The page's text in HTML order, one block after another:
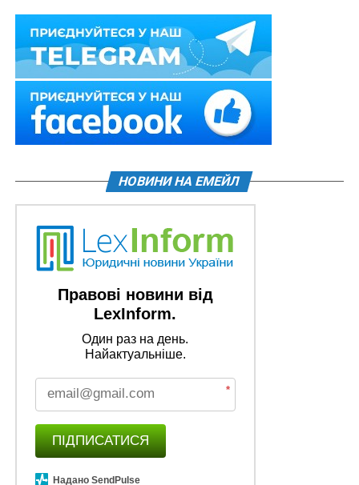
НОВИНИ НА ЕМЕЙЛ
Правові новини від
LexInform.
Один раз на день.
Найактуальніше.
*
ПІДПИСАТИСЯ
Надано SendPulse